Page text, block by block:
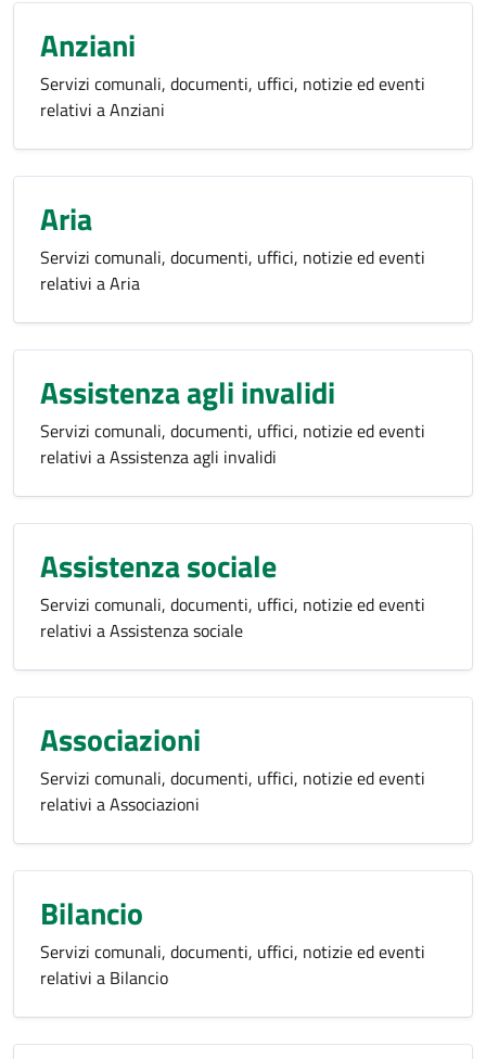
Anziani
Servizi comunali, documenti, uffici, notizie ed eventi
relativi a Anziani
Aria
Servizi comunali, documenti, uffici, notizie ed eventi
relativi a Aria
Assistenza agli invalidi
Servizi comunali, documenti, uffici, notizie ed eventi
relativi a Assistenza agli invalidi
Assistenza sociale
Servizi comunali, documenti, uffici, notizie ed eventi
relativi a Assistenza sociale
Associazioni
Servizi comunali, documenti, uffici, notizie ed eventi
relativi a Associazioni
Bilancio
Servizi comunali, documenti, uffici, notizie ed eventi
relativi a Bilancio